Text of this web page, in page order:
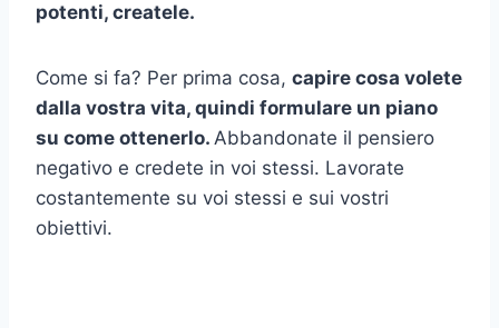
potenti, createle.
Come si fa? Per prima cosa, capire cosa volete
dalla vostra vita, quindi formulare un piano
su come ottenerlo. Abbandonate il pensiero
negativo e credete in voi stessi. Lavorate
costantemente su voi stessi e sui vostri
obiettivi.